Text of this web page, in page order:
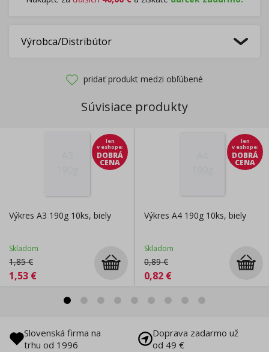
Výrobca/Distribútor
pridať produkt medzi obľúbené
Súvisiace produkty
len
v eshope:
DOBRÁ
CENA
Výkres A3 190g 10ks, biely
Skladom
1,85€
1,53 €
len
v eshope:
DOBRÁ
CENA
Výkres A4 190g 10ks, biely
Skladom
0,89€
0,82 €
Slovenská firma na
trhu od 1996
Doprava zadarmo už
od 49 €